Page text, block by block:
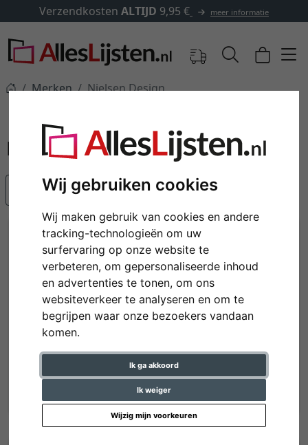
Wij gebruiken cookies
Wij maken gebruik van cookies en andere
tracking-technologieën om uw
surfervaring op onze website te
verbeteren, om gepersonaliseerde inhoud
en advertenties te tonen, om ons
websiteverkeer te analyseren en om te
begrijpen waar onze bezoekers vandaan
komen.
Ik ga akkoord
Ik weiger
Wijzig mijn voorkeuren
VerzendkostenALTIJD9,95 € meer informatie
Merken Nielsen Design
Populariteit
Houten lijst Loft 14
vanaf € 48,90 *
Aluminium lijst profil 7
vanaf € 49,20 *